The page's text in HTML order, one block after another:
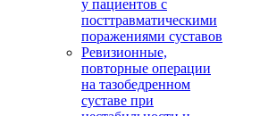
у пациентов с
посттравматическими
поражениями суставов
Ревизионные,
повторные операции
на тазобедренном
суставе при